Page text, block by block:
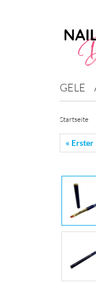
GELE
Startseite
« Erster